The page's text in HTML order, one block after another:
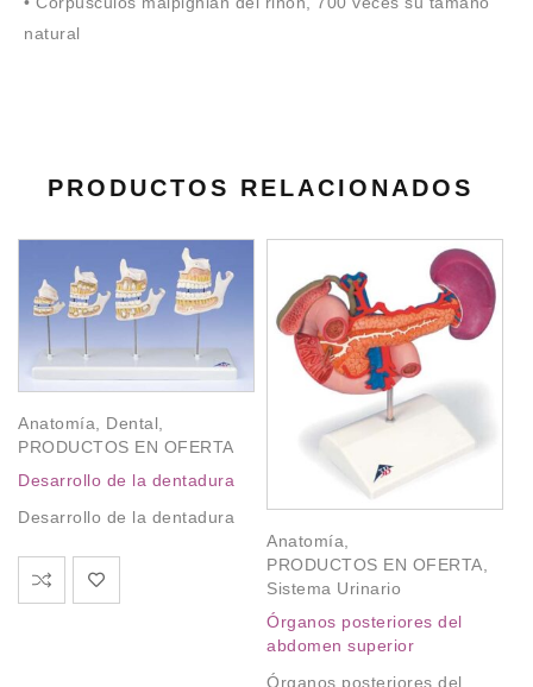
natural
PRODUCTOS RELACIONADOS
Anatomía, Dental,
PRODUCTOS EN OFERTA
Desarrollo de la dentadura
Desarrollo de la dentadura
Anatomía
PRODUCTOS EN OFERTA
Sistema Urinario
Órganos posteriores del
abdomen superior
Órganos posteriores del